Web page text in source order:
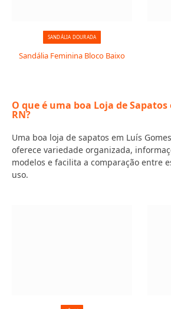
SANDÁLIA DOURADA
Sandália Feminina Bloco Baixo
O que é uma boa Loja de
RN?
Uma boa loja de sapatos em Luís
oferece variedade organizada,
modelos e facilita a comparação entre
uso.